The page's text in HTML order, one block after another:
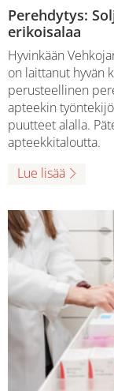
Perehdytys:
erikoisalaa
Hyvinkään
on laittanut hyvän
perusteellinen
apteekin
puutteet alalla.
apteekkitaloutta.
Lue lisää